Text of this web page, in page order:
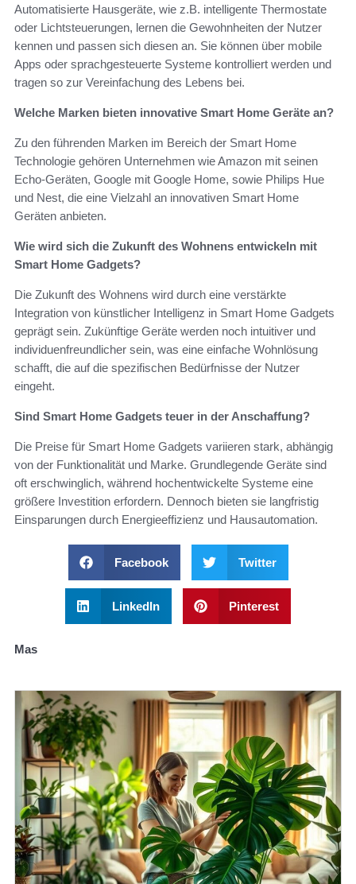
Automatisierte Hausgeräte, wie z.B. intelligente Thermostate
oder Lichtsteuerungen, lernen die Gewohnheiten der Nutzer
kennen und passen sich diesen an. Sie können über mobile
Apps oder sprachgesteuerte Systeme kontrolliert werden und
tragen so zur Vereinfachung des Lebens bei.
Welche Marken bieten innovative Smart Home Geräte an?
Zu den führenden Marken im Bereich der Smart Home
Technologie gehören Unternehmen wie Amazon mit seinen
Echo-Geräten, Google mit Google Home, sowie Philips Hue
und Nest, die eine Vielzahl an innovativen Smart Home
Geräten anbieten.
Wie wird sich die Zukunft des Wohnens entwickeln mit
Smart Home Gadgets?
Die Zukunft des Wohnens wird durch eine verstärkte
Integration von künstlicher Intelligenz in Smart Home Gadgets
geprägt sein. Zukünftige Geräte werden noch intuitiver und
individuenfreundlicher sein, was eine einfache Wohnlösung
schafft, die auf die spezifischen Bedürfnisse der Nutzer
eingeht.
Sind Smart Home Gadgets teuer in der Anschaffung?
Die Preise für Smart Home Gadgets variieren stark, abhängig
von der Funktionalität und Marke. Grundlegende Geräte sind
oft erschwinglich, während hochentwickelte Systeme eine
größere Investition erfordern. Dennoch bieten sie langfristig
Einsparungen durch Energieeffizienz und Hausautomation.
Facebook Twitter
LinkedIn Pinterest
Mas